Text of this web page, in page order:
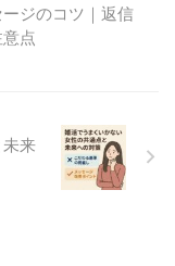
ジのコツ｜返信
点
来